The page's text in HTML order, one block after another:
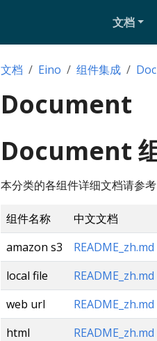
文档
文档 Eino 组件集成
Document
Document
本分类的各组件详细文档请参
组件名称 中文文档
amazon s3
README_zh.md
local file
README_zh.md
web url
README_zh.md
html
README_zh.md